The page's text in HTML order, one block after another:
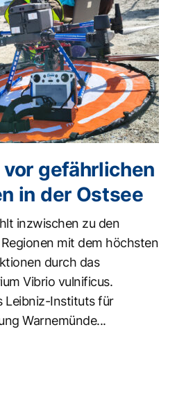
gefährlichen
in der Ostsee
inzwischen zu den
mit dem höchsten
durch das
Vibrio vulnificus.
Leibniz-Instituts für
Warnemünde...